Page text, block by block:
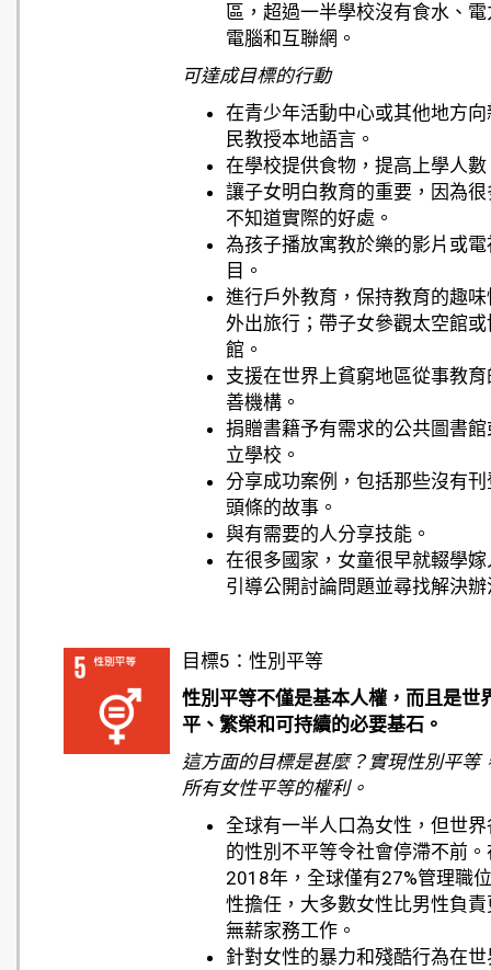
區，超過一半學校沒有食水、電
電腦和互聯網。
可達成目標的行動
在青少年活動中心或其他地方向
民教授本地語言。
在學校提供食物，提高上學人數
讓子女明白教育的重要，因為很
不知道實際的好處。
為孩子播放寓教於樂的影片或電
目。
進行戶外教育，保持教育的趣味
外出旅行；帶子女參觀太空館或
館。
支援在世界上貧窮地區從事教育
善機構。
捐贈書籍予有需求的公共圖書館
立學校。
分享成功案例，包括那些沒有刊
頭條的故事。
與有需要的人分享技能。
在很多國家，女童很早就輟學嫁
引導公開討論問題並尋找解決辦
目標5：性別平等
性別平等不僅是基本人權，而且是世
平、繁榮和可持續的必要基石。
這方面的目標是甚麼？實現性別平等
所有女性平等的權利。
全球有一半人口為女性，但世界
的性別不平等令社會停滯不前。
2018年，全球僅有27%管理職
性擔任，大多數女性比男性負責
無薪家務工作。
針對女性的暴力和殘酷行為在世